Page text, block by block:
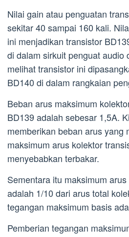
Nilai gain atau penguatan
sekitar 40 sampai 160 kali.
ini menjadikan transistor
di dalam sirkuit penguat audio
melihat transistor ini
BD140 di dalam rangkaian
Beban arus maksimum
BD139 adalah sebesar 1,5A.
memberikan beban arus yang
maksimum arus kolektor
menyebabkan terbakar.
Sementara itu maksimum
adalah 1/10 dari arus total
tegangan maksimum basis
Pemberian tegangan